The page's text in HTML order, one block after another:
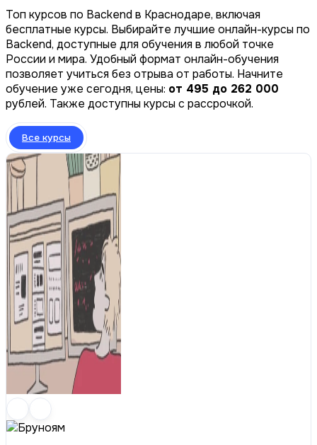
Топ курсов по Backend в Краснодаре, включая
бесплатные курсы. Выбирайте лучшие онлайн-курсы по
Backend, доступные для обучения в любой точке
России и мира. Удобный формат онлайн-обучения
позволяет учиться без отрыва от работы. Начните
обучение уже сегодня, цены: от 495 до 262 000
рублей. Также доступны курсы с рассрочкой.
Все курсы